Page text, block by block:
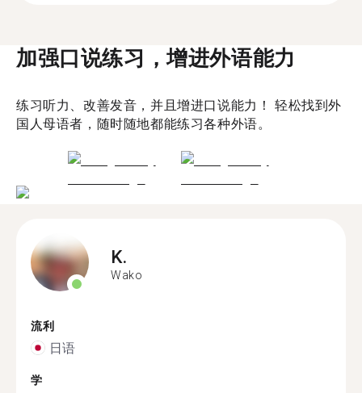
加强口说练习，增进外语能力
练习听力、改善发音，并且增进口说能力！ 轻松找到外
国人母语者，随时随地都能练习各种外语。
K.
Wako
流利
日语
学